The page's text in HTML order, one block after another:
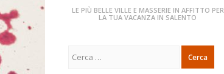
LE PIÙ BELLE VILLE E MASSERIE IN AFFITTO PER
LA TUA VACANZA IN SALENTO
per: